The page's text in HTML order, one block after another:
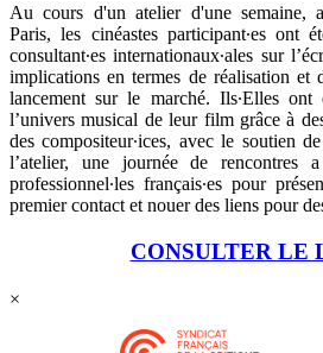
Au cours d'un atelier d'une
Paris, les cinéastes participant∙es ont
consultant∙es internationaux∙ales sur
implications en termes de réalisation et
lancement sur le marché. Ils∙Elles
l’univers musical de leur film grâce à
des compositeur∙ices, avec le soutien
l’atelier, une journée de rencontres
professionnel∙les français∙es pour
premier contact et nouer des liens pour
CONSULTER LE
×